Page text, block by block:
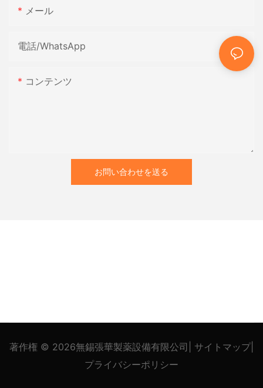
メール
電話/WhatsApp
コンテンツ
お問い合わせを送る
著作権 © 2026無錫張華製薬設備有限公司 サイトマップ|
プライバシーポリシー